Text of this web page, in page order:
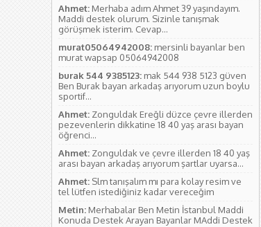
Ahmet: Merhaba adım Ahmet 39 yaşındayım.
Maddi destek olurum. Sizinle tanışmak
görüşmek isterim. Cevap...
murat05064942008: mersinli bayanlar ben
murat wapsap 05064942008
burak 544 9385123: mak 544 938 5123 güven
Ben Burak bayan arkadaş arıyorum uzun boylu
sportif...
Ahmet: Zonguldak Ereğli düzce çevre illerden
pezevenlerin dikkatine 18 40 yaş arası bayan
öğrenci...
Ahmet: Zonguldak ve çevre illerden 18 40 yaş
arası bayan arkadaş arıyorum şartlar uyarsa...
Ahmet: Slm tanışalım mı para kolay resim ve
tel lütfen istediğiniz kadar vereceğim
Metin: Merhabalar Ben Metin İstanbul Maddi
Konuda Destek Arayan Bayanlar MAddi Destek